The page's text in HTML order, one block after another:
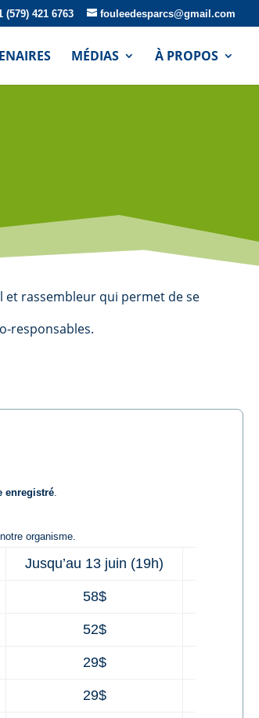
(579) 421 6763 fouleedesparcs@gmail.com
MÉDIAS À PROPOS
et rassembleur qui permet de se
responsables.
enregistré.
organisme.
Jusqu’au 13 juin (19h)
58$
52$
29$
29$